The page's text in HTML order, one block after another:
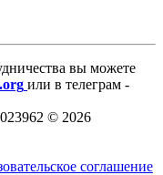
вы можете
или в телеграм -
© 2026
соглашение